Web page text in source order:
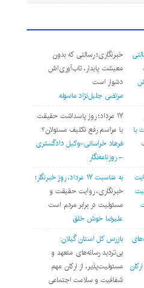
خبرنگاری؛ رسالتی که بدون
معیشت پایدار، تاب‌آوری‌اش
دشوار است
مرتضی جلیل‌نژاد ماسوله
۱۷ مرداد؛ روز پاسداشت حقیقت
یا مراسم رفع تکلیف مسئولان؟
فرهاد خراسانی-وکیل دادگستری
– روزنامه‌نگار
به مناسبت ۱۷ مرداد، روز خبرنگار؛
خبرنگاری، روایت حقیقت و
مسئولیت‌ در برابر مردم است
علیرضا خوش خلق
بازرس کل استان گیلان:
بی‌تردید رسانه‌های متعهد و
مسئولیت‌پذیر، از ارکان مهم
شفافیت و سلامت اجتماعی